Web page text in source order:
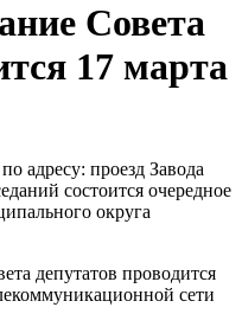
Совета
17 марта
по адресу: проезд Завода
состоится очередное
округа
депутатов проводится
сети